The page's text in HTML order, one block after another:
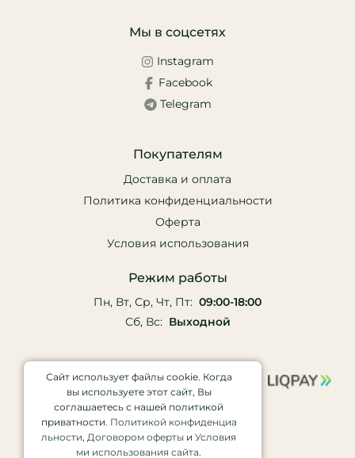
Мы в соцсетях
Instagram
Facebook
Telegram
Покупателям
Доставка и оплата
Политика конфиденциальности
Оферта
Условия использования
Режим работы
Пн, Вт, Ср, Чт, Пт: 09:00-18:00
Сб, Вс: Выходной
Сайт использует файлы cookie. Когда
вы используете этот сайт, Вы
соглашаетесь с нашей политикой
приватности. Политикой конфиденциа
льности, Договором оферты и Условия
ми использования сайта.